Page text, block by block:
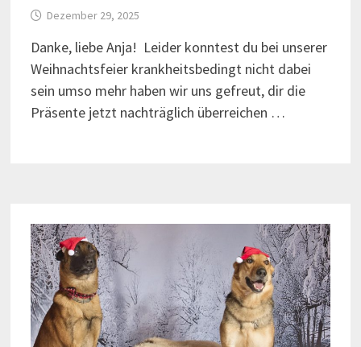
Dezember 29, 2025
Danke, liebe Anja! Leider konntest du bei unserer
Weihnachtsfeier krankheitsbedingt nicht dabei
sein umso mehr haben wir uns gefreut, dir die
Präsente jetzt nachträglich überreichen …